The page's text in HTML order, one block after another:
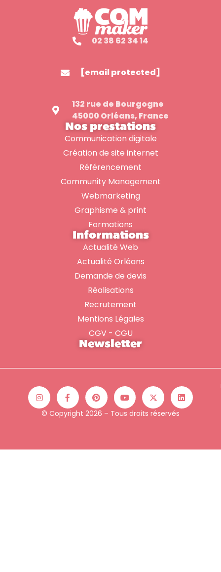
02 38 62 34 14
[email protected]
132 rue de Bourgogne
45000 Orléans, France
Nos prestations
Communication digitale
Création de site internet
Référencement
Community Management
Webmarketing
Graphisme & print
Formations
Informations
Actualité Web
Actualité Orléans
Demande de devis
Réalisations
Recrutement
Mentions Légales
CGV - CGU
Newsletter
© Copyright 2026 – Tous droits réservés